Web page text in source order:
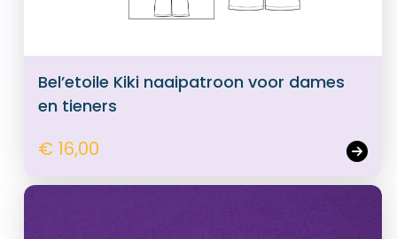
Bel’etoile Kiki naaipatroon voor dames
en tieners
€ 16,00